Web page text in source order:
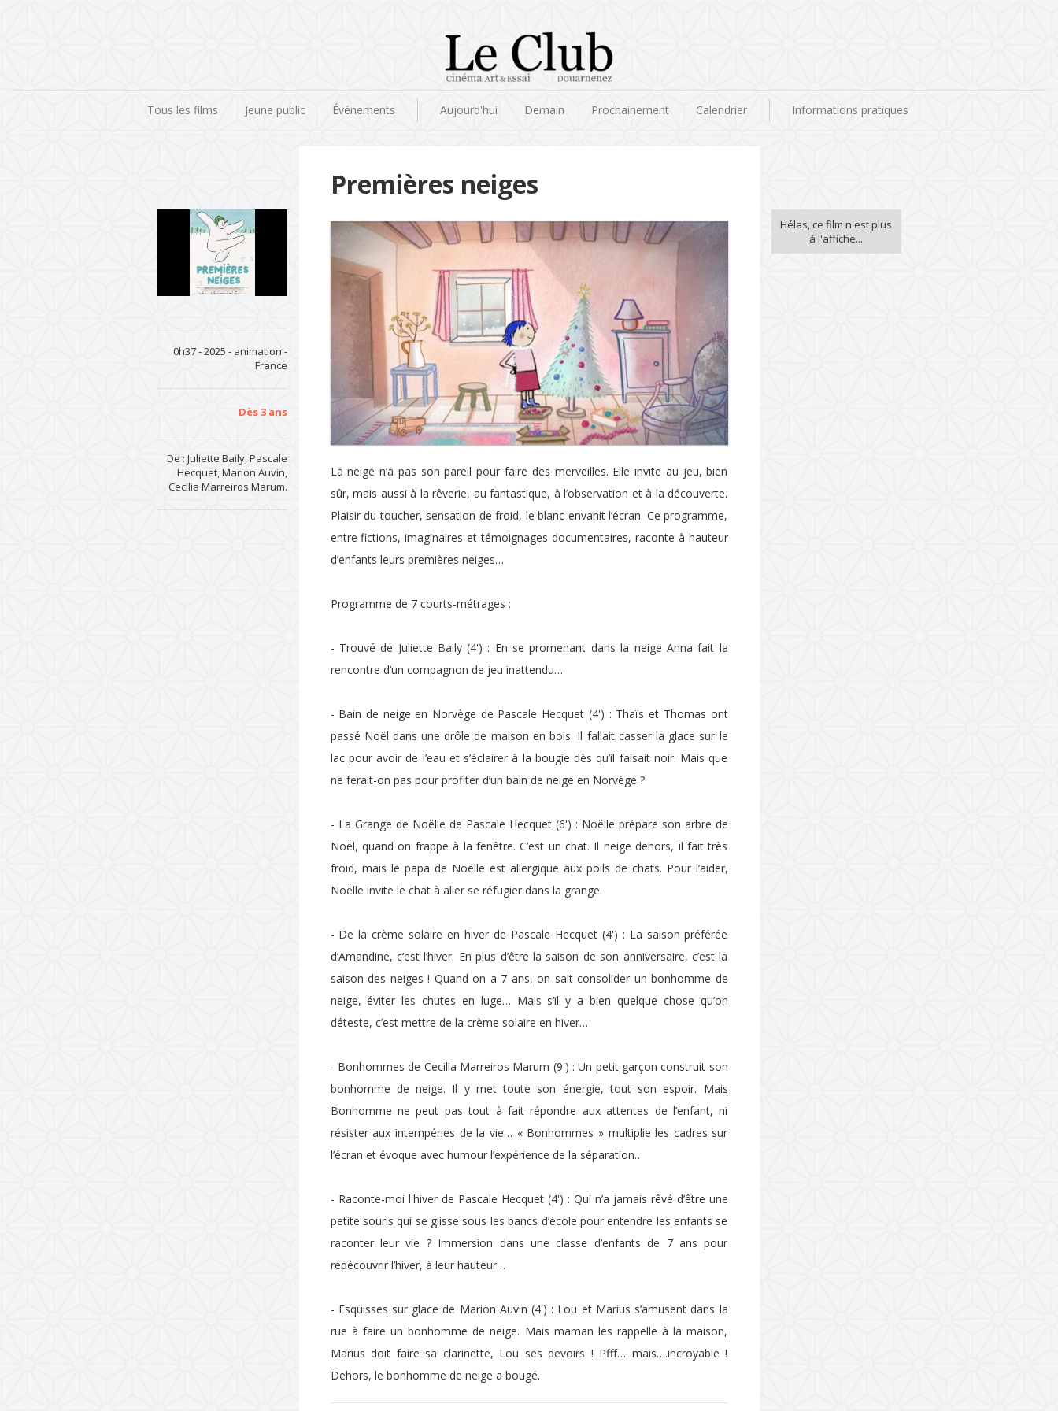
Tous les films Jeune public Événements Aujourd'hui Demain Prochainement Calendrier Informations pratiques
0h37 - 2025 - animation -
France
Dès 3 ans
De : Juliette Baily, Pascale
Hecquet, Marion Auvin,
Cecilia Marreiros Marum.
Premières neiges
La neige n’a pas son pareil pour faire des merveilles. Elle invite au jeu, bien
sûr, mais aussi à la rêverie, au fantastique, à l’observation et à la découverte.
Plaisir du toucher, sensation de froid, le blanc envahit l’écran. Ce programme,
entre fictions, imaginaires et témoignages documentaires, raconte à hauteur
d’enfants leurs premières neiges…
Programme de 7 courts-métrages :
- Trouvé de Juliette Baily (4') : En se promenant dans la neige Anna fait la
rencontre d’un compagnon de jeu inattendu…
- Bain de neige en Norvège de Pascale Hecquet (4') : Thaïs et Thomas ont
passé Noël dans une drôle de maison en bois. Il fallait casser la glace sur le
lac pour avoir de l’eau et s’éclairer à la bougie dès qu’il faisait noir. Mais que
ne ferait-on pas pour profiter d’un bain de neige en Norvège ?
- La Grange de Noëlle de Pascale Hecquet (6') : Noëlle prépare son arbre de
Noël, quand on frappe à la fenêtre. C’est un chat. Il neige dehors, il fait très
froid, mais le papa de Noëlle est allergique aux poils de chats. Pour l’aider,
Noëlle invite le chat à aller se réfugier dans la grange.
- De la crème solaire en hiver de Pascale Hecquet (4') : La saison préférée
d’Amandine, c’est l’hiver. En plus d’être la saison de son anniversaire, c’est la
saison des neiges ! Quand on a 7 ans, on sait consolider un bonhomme de
neige, éviter les chutes en luge… Mais s’il y a bien quelque chose qu’on
déteste, c’est mettre de la crème solaire en hiver…
- Bonhommes de Cecilia Marreiros Marum (9') : Un petit garçon construit son
bonhomme de neige. Il y met toute son énergie, tout son espoir. Mais
Bonhomme ne peut pas tout à fait répondre aux attentes de l’enfant, ni
résister aux intempéries de la vie… « Bonhommes » multiplie les cadres sur
l’écran et évoque avec humour l’expérience de la séparation…
- Raconte-moi l'hiver de Pascale Hecquet (4') : Qui n’a jamais rêvé d’être une
petite souris qui se glisse sous les bancs d’école pour entendre les enfants se
raconter leur vie ? Immersion dans une classe d’enfants de 7 ans pour
redécouvrir l’hiver, à leur hauteur…
- Esquisses sur glace de Marion Auvin (4') : Lou et Marius s’amusent dans la
rue à faire un bonhomme de neige. Mais maman les rappelle à la maison,
Marius doit faire sa clarinette, Lou ses devoirs ! Pfff… mais….incroyable !
Dehors, le bonhomme de neige a bougé.
Hélas, ce film n'est plus
à l'affiche...